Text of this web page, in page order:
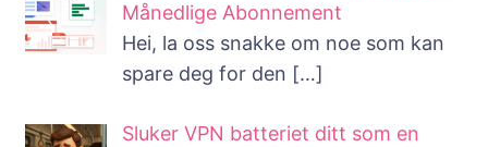
Månedlige Abonnement
Hei, la oss snakke om noe som kan
spare deg for den […]
Sluker VPN batteriet ditt som en